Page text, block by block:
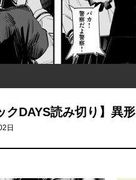
クDAYS読み切り】異形
日